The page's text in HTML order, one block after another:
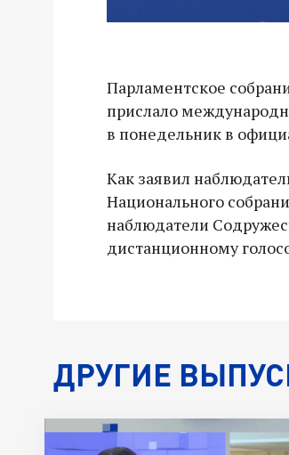
Парламентское
прислало
в понедельник в
Как заявил
Национального
наблюдатели
дистанционному
ДРУГИЕ